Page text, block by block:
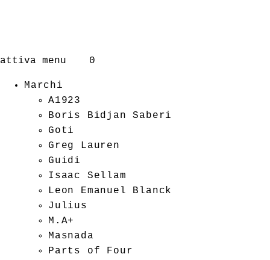
attiva menu 0
Marchi
A1923
Boris Bidjan Saberi
Goti
Greg Lauren
Guidi
Isaac Sellam
Leon Emanuel Blanck
Julius
M.A+
Masnada
Parts of Four